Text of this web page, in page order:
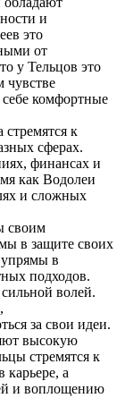
и
это
от
у Тельцов это
чувстве
комфортные
к
сферах.
финансах и
как Водолеи
и сложных
своим
в защите своих
в
подходов.
волей.
за свои идеи.
высокую
стремятся к
карьере, а
и воплощению